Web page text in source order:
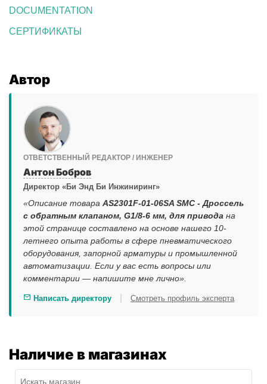
DOCUMENTATION
СЕРТИФИКАТЫ
Автор
ОТВЕТСТВЕННЫЙ РЕДАКТОР / ИНЖЕНЕР
Антон Бобров
Директор «Би Энд Би Инжиниринг»
«Описание товара AS2301F-01-06SA SMC - Дроссель
с обратным клапаном, G1/8-6 мм, для привода на
этой странице составлено на основе нашего 10-
летнего опыта работы в сфере пневматического
оборудования, запорной арматуры и промышленной
автоматизации. Если у вас есть вопросы или
комментарии — напишите мне лично».
Написать директору Смотреть профиль эксперта
Наличие в магазинах